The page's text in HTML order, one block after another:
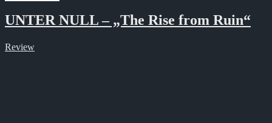
UNTER NULL – „The Rise from Ruin“
Review